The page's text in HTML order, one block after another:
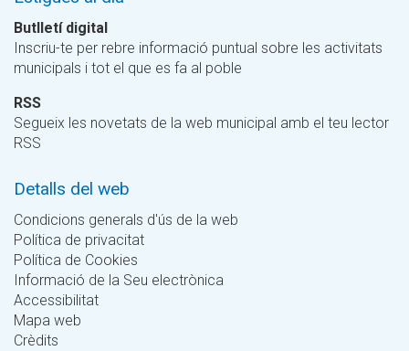
Butlletí digital
Inscriu-te per rebre informació puntual sobre les activitats
municipals i tot el que es fa al poble
RSS
Segueix les novetats de la web municipal amb el teu lector
RSS
Detalls del web
Condicions generals d'ús de la web
Política de privacitat
Política de Cookies
Informació de la Seu electrònica
Accessibilitat
Mapa web
Crèdits